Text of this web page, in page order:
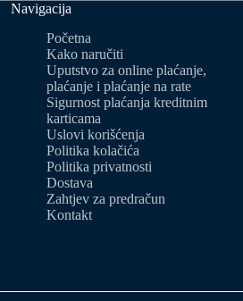
Navigacija
Početna
Kako naručiti
Uputstvo za online plaćanje,
plaćanje i plaćanje na rate
Sigurnost plaćanja kreditnim
karticama
Uslovi korišćenja
Politika kolačića
Politika privatnosti
Dostava
Zahtjev za predračun
Kontakt